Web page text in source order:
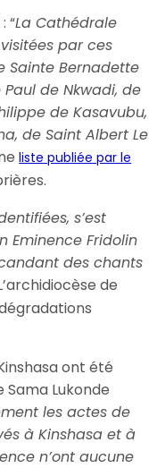
“La Cathédrale
par ces
Sainte Bernadette
de Nkwadi, de
de Kasavubu,
de Saint Albert Le
liste publiée par le
s’est
Eminence Fridolin
des chants
de
ont été
Lukonde
les actes de
à Kinshasa et à
n’ont aucune